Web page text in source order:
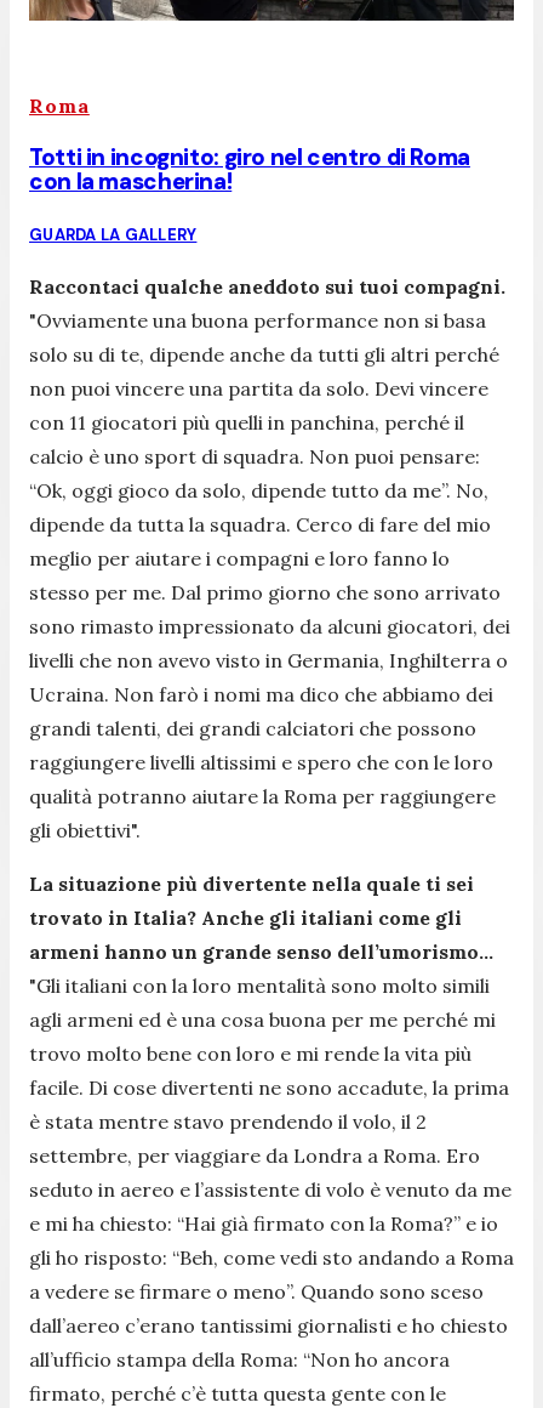
Roma
Totti in incognito: giro nel centro di Roma
con la mascherina!
GUARDA LA GALLERY
Raccontaci qualche aneddoto sui tuoi compagni.
"Ovviamente una buona performance non si basa
solo su di te, dipende anche da tutti gli altri perché
non puoi vincere una partita da solo. Devi vincere
con 11 giocatori più quelli in panchina, perché il
calcio è uno sport di squadra. Non puoi pensare:
“Ok, oggi gioco da solo, dipende tutto da me”. No,
dipende da tutta la squadra. Cerco di fare del mio
meglio per aiutare i compagni e loro fanno lo
stesso per me. Dal primo giorno che sono arrivato
sono rimasto impressionato da alcuni giocatori, dei
livelli che non avevo visto in Germania, Inghilterra o
Ucraina. Non farò i nomi ma dico che abbiamo dei
grandi talenti, dei grandi calciatori che possono
raggiungere livelli altissimi e spero che con le loro
qualità potranno aiutare la Roma per raggiungere
gli obiettivi".
La situazione più divertente nella quale ti sei
trovato in Italia? Anche gli italiani come gli
armeni hanno un grande senso dell’umorismo…
"Gli italiani con la loro mentalità sono molto simili
agli armeni ed è una cosa buona per me perché mi
trovo molto bene con loro e mi rende la vita più
facile. Di cose divertenti ne sono accadute, la prima
è stata mentre stavo prendendo il volo, il 2
settembre, per viaggiare da Londra a Roma. Ero
seduto in aereo e l’assistente di volo è venuto da me
e mi ha chiesto: “Hai già firmato con la Roma?” e io
gli ho risposto: “Beh, come vedi sto andando a Roma
a vedere se firmare o meno”. Quando sono sceso
dall’aereo c’erano tantissimi giornalisti e ho chiesto
all’ufficio stampa della Roma: “Non ho ancora
firmato, perché c’è tutta questa gente con le